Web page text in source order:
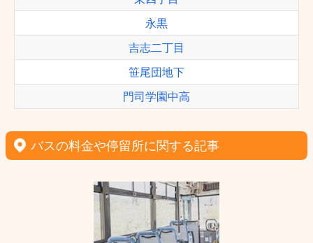
永黒
吉志二丁目
笹尾団地下
門司学園中高
バスの料金や停留所に関する記事